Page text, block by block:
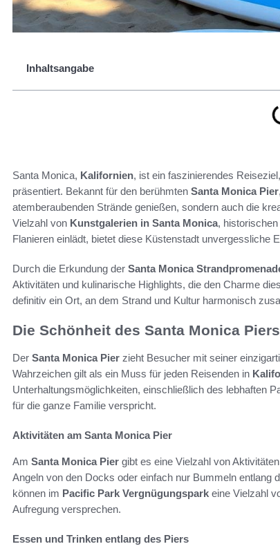
Inhaltsangabe
Santa Monica, Kalifornien, ist ein faszinierendes
präsentiert. Bekannt für den berühmten Santa Monica Pier
atemberaubenden Strände genießen, sondern auch die
Vielzahl von Kunstgalerien in Santa Monica,
Flanieren einlädt, bietet diese Küstenstadt unvergessliche
Durch die Erkundung der Santa Monica
Aktivitäten und kulinarische Highlights, die den Charme
definitiv ein Ort, an dem Strand und Kultur harmonisch
Die Schönheit des Santa Monica Piers
Der Santa Monica Pier zieht Besucher mit seiner
Wahrzeichen gilt als ein Muss für jeden Reisenden in
Unterhaltungsmöglichkeiten, einschließlich des lebhaften
für die ganze Familie verspricht.
Aktivitäten am Santa Monica Pier
Am Santa Monica Pier gibt es eine Vielzahl von
Angeln von den Docks oder einfach nur Bummeln entlang
können im Pacific Park Vergnügungspark eine Vielzahl
Aufregung versprechen.
Essen und Trinken entlang des Piers